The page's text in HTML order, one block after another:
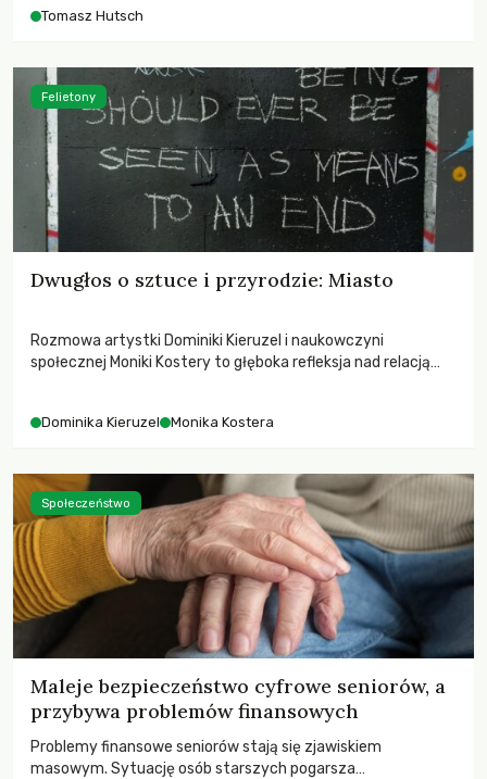
największych katastrof w swoich dziejach.
Tomasz Hutsch
Dwugłos o sztuce i przyrodzie: Miasto
Rozmowa artystki Dominiki Kieruzel i naukowczyni
społecznej Moniki Kostery to głęboka refleksja nad relacją
Dominika Kieruzel Monika Kostera
Felietony
Maleje bezpieczeństwo cyfrowe seniorów, a
przybywa problemów finansowych
Problemy finansowe seniorów stają się zjawiskiem
masowym. Sytuację osób starszych pogarsza
Społeczeństwo